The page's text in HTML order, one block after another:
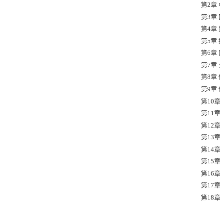
第2章
第3章
第4章
第5章
第6章
第7章
第8章
第9章
第10
第11
第12
第13
第14
第15
第16
第17
第18